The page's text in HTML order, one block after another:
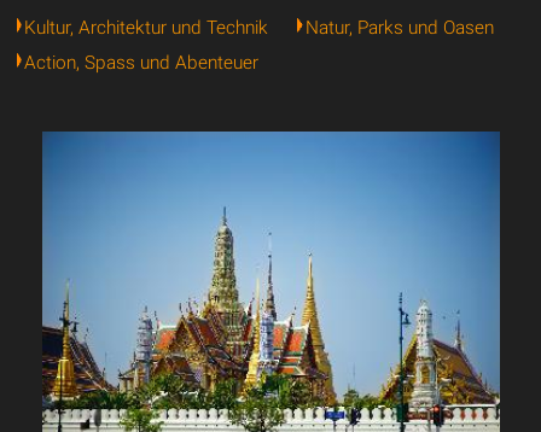
Kultur, Architektur und Technik
Natur, Parks und Oasen
Action, Spass und Abenteuer